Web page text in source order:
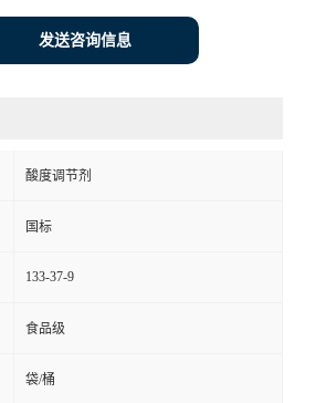
发送咨询信息
酸度调节剂
国标
133-37-9
食品级
袋/桶